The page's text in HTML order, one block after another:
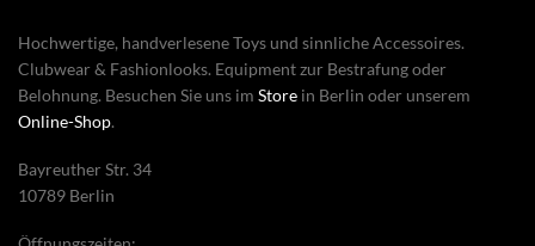
Hochwertige, handverlesene Toys und sinnliche Accessoires.
Clubwear & Fashionlooks. Equipment zur Bestrafung oder
Belohnung. Besuchen Sie uns im Store in Berlin oder unserem
Online-Shop.
Bayreuther Str. 34
10789 Berlin